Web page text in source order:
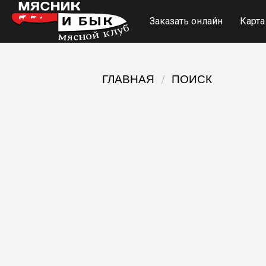
Заказать онлайн Карта
ГЛАВНАЯ ПОИСК